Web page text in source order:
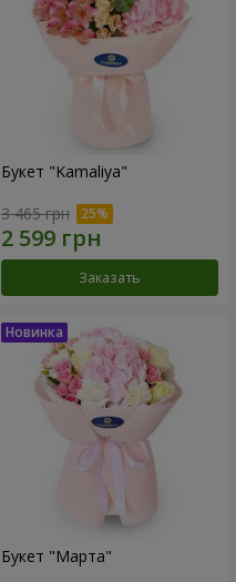
Букет "Kamaliya"
3 465 грн
Заказать
Букет "Марта"